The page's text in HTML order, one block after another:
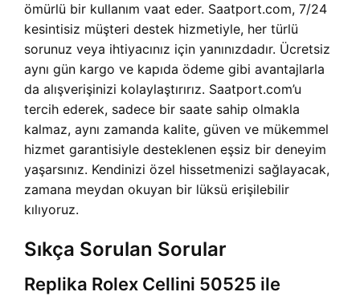
ömürlü bir kullanım vaat eder. Saatport.com, 7/24
kesintisiz müşteri destek hizmetiyle, her türlü
sorunuz veya ihtiyacınız için yanınızdadır. Ücretsiz
aynı gün kargo ve kapıda ödeme gibi avantajlarla
da alışverişinizi kolaylaştırırız. Saatport.com’u
tercih ederek, sadece bir saate sahip olmakla
kalmaz, aynı zamanda kalite, güven ve mükemmel
hizmet garantisiyle desteklenen eşsiz bir deneyim
yaşarsınız. Kendinizi özel hissetmenizi sağlayacak,
zamana meydan okuyan bir lüksü erişilebilir
kılıyoruz.
Sıkça Sorulan Sorular
Replika Rolex Cellini 50525 ile